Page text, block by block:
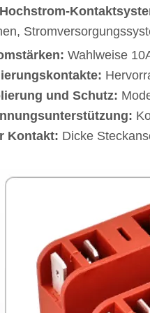
Hochstrom-
Wahlweise
und Schutz:
Kontakt: Dicke